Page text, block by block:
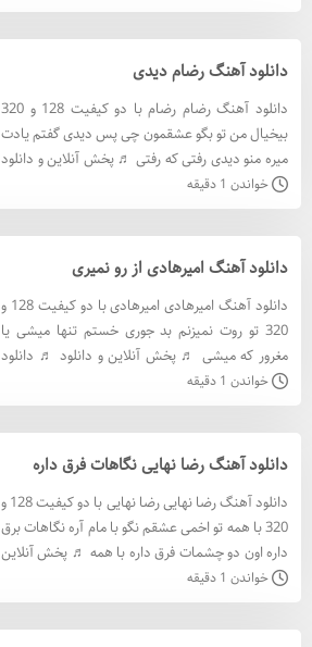
دانلود آهنگ رضام دیدی
دانلود آهنگ رضام رضام با دو کیفیت 128 و 320
بیخیال من تو بگو‌ عشقمون چی پس دیدی گفتم یادت
میره منو دیدی رفتی که رفتی ♬ پخش آنلاین و دانلود
رضام با کيف
خواندن 1 دقیقه
دانلود آهنگ امیرهادی از رو نمیری
دانلود آهنگ امیرهادی امیرهادی با دو کیفیت 128 و
320 تو روت نمیزنم بد جوری خستم تنها میشی یا
مغرور که میشی ♬ پخش آنلاین و دانلود ♬ دانلود
امیرهادی با کيفيت
خواندن 1 دقیقه
دانلود آهنگ رضا نهایی نگاهات فرق داره
دانلود آهنگ رضا نهایی رضا نهایی با دو کیفیت 128 و
320 با همه تو اخمی عشقم نگو با مام آره نگاهات برق
داره اون دو چشمات فرق داره با همه ♬ پخش آنلاین
و دانلود ♬ دانلود آهنگ رضا نهایی با کيفيت 320 د
خواندن 1 دقیقه